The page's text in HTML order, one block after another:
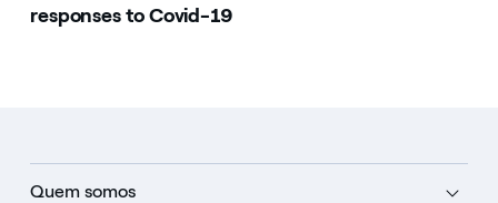
responses to Covid-19
Quem somos